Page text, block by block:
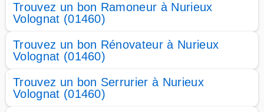
Trouvez un bon Ramoneur à Nurieux
Volognat (01460)
Trouvez un bon Rénovateur à Nurieux
Volognat (01460)
Trouvez un bon Serrurier à Nurieux
Volognat (01460)